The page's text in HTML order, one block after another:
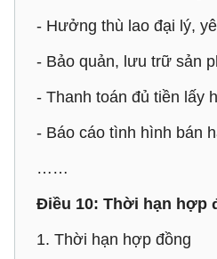
- Hưởng thù lao đại lý,
- Bảo quản, lưu trữ sản
- Thanh toán đủ tiền lấy
- Báo cáo tình hình bán
……
Điều 10: Thời hạn hợp
1. Thời hạn hợp đồng